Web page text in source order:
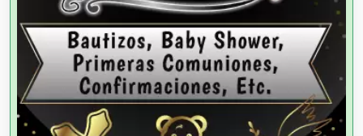
Agencias de Publicidad
Agencias de Viajes